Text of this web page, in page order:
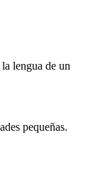
lengua de un
pequeñas.